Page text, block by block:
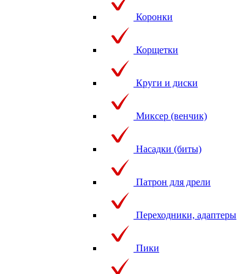
Коронки
Корщетки
Круги и диски
Миксер (венчик)
Насадки (биты)
Патрон для дрели
Переходники, адаптеры
Пики